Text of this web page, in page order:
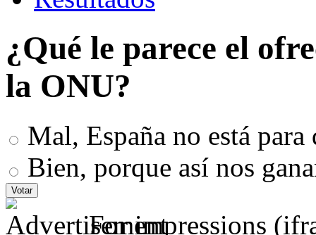
¿Qué le parece el
la ONU?
Mal, España no está para
Bien, porque así nos
For impressions